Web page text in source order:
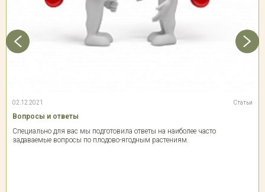
02.12.2021 Статьи
Вопросы и ответы
Специально для вас мы подготовила ответы на наиболее часто
задаваемые вопросы по плодово-ягодным растениям.